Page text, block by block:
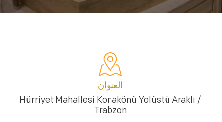
العنوان
Hürriyet Mahallesi Konakönü Yolüstü Araklı /
Trabzon